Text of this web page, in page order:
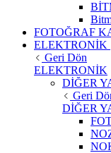
FOTOĞRAF
ELEKTRONİK
Geri Dön
ELEKTRONİK
DİĞER
Geri
DİĞER